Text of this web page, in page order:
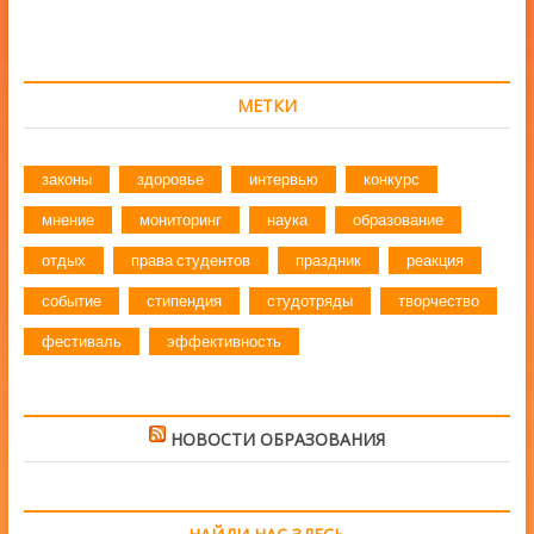
МЕТКИ
законы здоровье интервью конкурс
мнение мониторинг наука образование
отдых права студентов праздник реакция
событие стипендия студотряды творчество
фестиваль эффективность
НОВОСТИ ОБРАЗОВАНИЯ